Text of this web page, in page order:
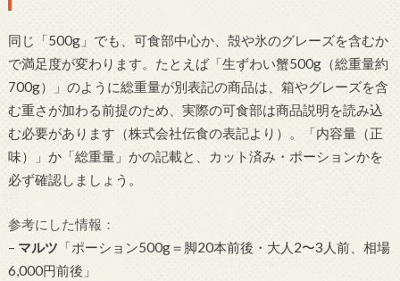
同じ「500g」でも、可食部中心か、殻や氷のグレーズを含むか
で満足度が変わります。たとえば「生ずわい蟹500g（総重量約
700g）」のように総重量が別表記の商品は、箱やグレーズを含
む重さが加わる前提のため、実際の可食部は商品説明を読み込
む必要があります（株式会社伝食の表記より）。「内容量（正
味）」か「総重量」かの記載と、カット済み・ポーションかを
必ず確認しましょう。
参考にした情報：
– マルツ 「ポーション500g＝脚20本前後・大人2〜3人前、相場
6,000円前後」